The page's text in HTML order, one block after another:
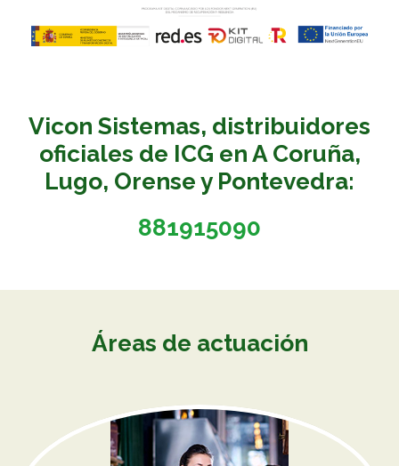
Vicon Sistemas, distribuidores
oficiales de ICG en A Coruña,
Lugo, Orense y Pontevedra:
881915090
Áreas de actuación